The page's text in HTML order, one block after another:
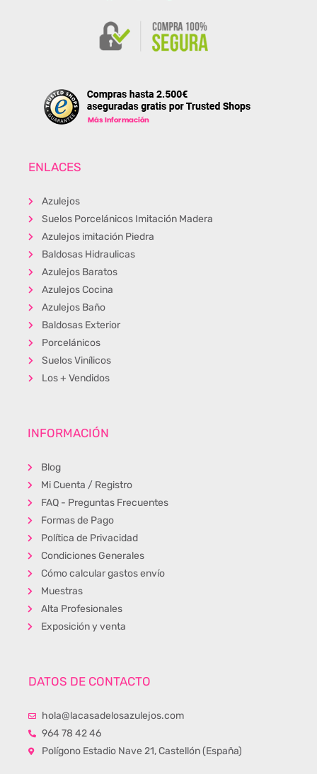
ENLACES
Azulejos
Suelos Porcelánicos Imitación Madera
Azulejos imitación Piedra
Baldosas Hidraulicas
Azulejos Baratos
Azulejos Cocina
Azulejos Baño
Baldosas Exterior
Porcelánicos
Suelos Vinílicos
Los + Vendidos
INFORMACIÓN
Blog
Mi Cuenta / Registro
FAQ - Preguntas Frecuentes
Formas de Pago
Política de Privacidad
Condiciones Generales
Cómo calcular gastos envío
Muestras
Alta Profesionales
Exposición y venta
DATOS DE CONTACTO
hola@lacasadelosazulejos.com
964 78 42 46
Polígono Estadio Nave 21, Castellón (España)